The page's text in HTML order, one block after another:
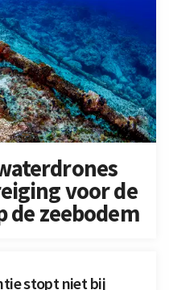
voor de
zeebodem
stopt niet bij